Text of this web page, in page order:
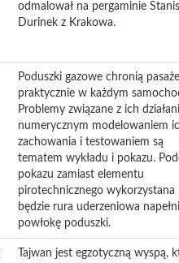
odmalował na pergaminie
Durinek z Krakowa.
Poduszki gazowe chronią
praktycznie w każdym
Problemy związane z ich
numerycznym modelowaniem
zachowania i testowaniem są
tematem wykładu i pokazu.
pokazu zamiast elementu
pirotechnicznego wykorzystana
będzie rura uderzeniowa
powłokę poduszki.
Tajwan jest egzotyczną wyspą,